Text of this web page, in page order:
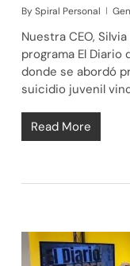
BySpiral Personal
Nuestra CEO,
programa El Diario
donde se abordó
suicidio juvenil
Read More